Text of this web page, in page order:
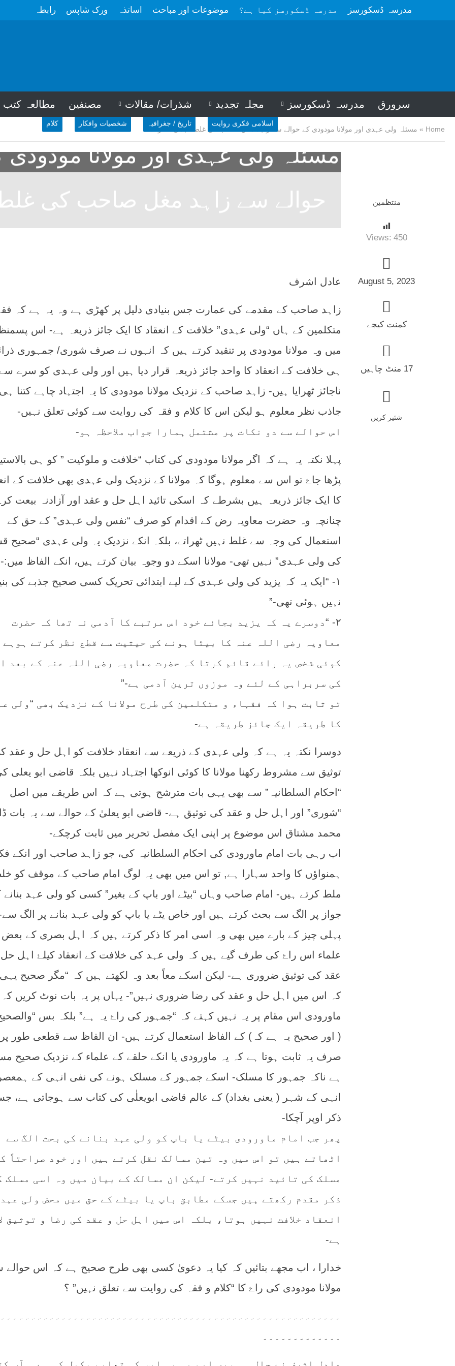
مدرسہ ڈسکورسز مدرسہ ڈسکورسز کیا ہے؟ موضوعات اور مباحث اساتذہ ورک شاپس رابطہ
سرورق مدرسہ ڈسکورسز مجلہ تجدید شذرات/ مقالات مصنفین مطالعہ کتب
Home
» مسئلہ ولی عہدی اور مولانا مودودی کے حوالے سے زاہد مغل صاحب کی غلط فہمی کا ازالہ
منتظمین
Views: 450
August 5, 2023
کمنت کیجے
17 منٹ چاہیں
شئیر کریں
اسلامی فکری روایت تاریخ / جغرافیہ شخصیات وافکار کلام
مسئلہ ولی عہدی اور مولانا مودودی
حوالے سے زاہد مغل صاحب کی
عادل اشرف
زاہد صاحب کے مقدمے کی عمارت جس بنیادی دلیل پر کھڑی ہے وہ یہ ہے کہ
متکلمین کے ہاں “ولی عہدی” خلافت کے انعقاد کا ایک جائز ذریعہ ہے- اس
میں وہ مولانا مودودی پر تنقید کرتے ہیں کہ انہوں نے صرف شوری/ جمہوری
ہی خلافت کے انعقاد کا واحد جائز ذریعہ قرار دیا ہیں اور ولی عہدی کو سرے
ناجائز ٹھرایا ہیں- زاہد صاحب کے نزدیک مولانا مودودی کا یہ اجتہاد چاہے کتنا ہی
جاذب نظر معلوم ہو لیکن اس کا کلام و فقہ کی روایت سے کوئی تعلق نہیں-
اس حوالے سے دو نکات پر مشتمل ہمارا جواب ملاحظہ ہو-
پہلا نکتہ یہ ہے کہ اگر مولانا مودودی کی کتاب “خلافت و ملوکیت ” کو ہی
پڑھا جاۓ تو اس سے معلوم ہوگا کہ مولانا کے نزدیک ولی عہدی بھی خلافت کے
کا ایک جائز ذریعہ ہیں بشرطے کہ اسکی تائید اہل حل و عقد اور آزادنہ بیعت
چنانچہ وہ حضرت معاویہ رض کے اقدام کو صرف “نفس ولی عہدی” کے حق کے
استعمال کی وجہ سے غلط نہیں ٹھراتے، بلکہ انکے نزدیک یہ ولی عہدی “صحیح
کی ولی عہدی” نہیں تھی- مولانا اسکے دو وجوہ بیان کرتے ہیں، انکے الفاظ میں:-
۱- “ایک یہ کہ یزید کی ولی عہدی کے لیے ابتدائی تحریک کسی صحیح جذبے کی
نہیں ہوئی تھی-”
۲- “دوسرے یہ کہ یزید بجائے خود اس مرتبے کا آدمی نہ تھا کہ حضرت
معاویہ رضی اللہ عنہ کا بیٹا ہونے کی حیثیت سے قطع نظر کرتے ہوہے
کوئی شخص یہ رائے قائم کرتا کہ حضرت معاویہ رضی اللہ عنہ کے بعد
کی سربراہی کے لئے وہ موزوں ترین آدمی ہے-”
تو ثابت ہوا کہ فقہاء و متکلمین کی طرح مولانا کے نزدیک بھی “ولی
کا طریقہ ایک جائز طریقہ ہے-
دوسرا نکتہ یہ ہے کہ ولی عہدی کے ذریعے سے انعقاد خلافت کو اہل حل و عقد
توثیق سے مشروط رکھنا مولانا کا کوئی انوکھا اجتہاد نہیں بلکہ قاضی ابو یعلی
“احکام السلطانیہ” سے بھی یہی بات مترشح ہوتی ہے کہ اس طریقے میں اصل
“شوری” اور اہل حل و عقد کی توثیق ہے- قاضی ابو یعلیٰ کے حوالے سے یہ بات
محمد مشتاق اس موضوع پر اپنی ایک مفصل تحریر میں ثابت کرچکے-
اب رہی بات امام ماورودی کی احکام السلطانیہ کی، جو زاہد صاحب اور انکے
ہمنواؤں کا واحد سہارا ہے, تو اس میں بھی یہ لوگ امام صاحب کے موقف کو
ملط کرتے ہیں- امام صاحب وہاں “بیٹے اور باپ کے بغیر” کسی کو ولی عہد بنانے
جواز پر الگ سے بحث کرتے ہیں اور خاص یٹے یا باپ کو ولی عہد بنانے پر الگ
پہلی چیز کے بارے میں بھی وہ اسی امر کا ذکر کرتے ہیں کہ اہل بصری کے بعض
علماء اس راۓ کی طرف گیے ہیں کہ ولی عہد کی خلافت کے انعقاد کیلۓ اہل
عقد کی توثیق ضروری ہے- لیکن اسکے معاً بعد وہ لکھتے ہیں کہ “مگر صحیح
کہ اس میں اہل حل و عقد کی رضا ضروری نہیں”- یہاں پر یہ بات نوٹ کریں کہ
ماورودی اس مقام پر یہ نہیں کہتے کہ “جمہور کی راۓ یہ ہے” بلکہ بس
( اور صحیح یہ ہے کہ) کے الفاظ استعمال کرتے ہیں- ان الفاظ سے قطعی طور پر
صرف یہ ثابت ہوتا ہے کہ یہ ماورودی یا انکے حلقے کے علماء کے نزدیک صحیح
ہے ناکہ جمہور کا مسلک- اسکے جمہور کے مسلک ہونے کی نفی انہی کے ہمعصر
انہی کے شہر ( یعنی بغداد) کے عالم قاضی ابویعلٰی کی کتاب سے ہوجاتی ہے،
ذکر اوپر آچکا-
پھر جب امام ماورودی بیٹے یا باپ کو ولی عہد بنانے کی بحث الگ سے
اٹھاتے ہیں تو اس میں وہ تین مسالک نقل کرتے ہیں اور خود صراحتاً
مسلک کی تائید نہیں کرتے- لیکن ان مسالک کے بیان میں وہ اسی مسلک
ذکر مقدم رکھتے ہیں جسکے مطابق باپ یا بیٹے کے حق میں محض ولی
انعقاد خلافت نہیں ہوتا، بلکہ اس میں اہل حل و عقد کی رضا و توثیق
ہے-
خدارا ، اب مجھے بتائیں کہ کیا یہ دعویٰ کسی بھی طرح صحیح ہے کہ اس حوالے
مولانا مودودی کی راۓ کا “کلام و فقہ کی روایت سے تعلق نہیں” ؟
۔۔۔۔۔۔۔۔۔۔۔۔۔